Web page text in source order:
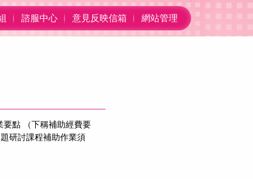
諮服中心 意見反映信箱 網站管理
點 （下稱補助經費要
研討課程補助作業須